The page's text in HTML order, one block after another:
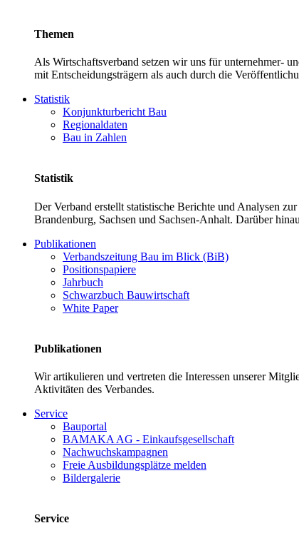
Themen
Als Wirtschaftsverband setzen wir uns für unternehmer-
mit Entscheidungsträgern als auch durch die
Statistik
Konjunkturbericht Bau
Regionaldaten
Bau in Zahlen
Statistik
Der Verband erstellt statistische Berichte und Analysen
Brandenburg, Sachsen und Sachsen-Anhalt. Darüber
Publikationen
Verbandszeitung Bau im Blick (BiB)
Positionspapiere
Jahrbuch
Schwarzbuch Bauwirtschaft
White Paper
Publikationen
Wir artikulieren und vertreten die Interessen unserer
Aktivitäten des Verbandes.
Service
Bauportal
BAMAKA AG - Einkaufsgesellschaft
Nachwuchskampagnen
Freie Ausbildungsplätze melden
Bildergalerie
Service